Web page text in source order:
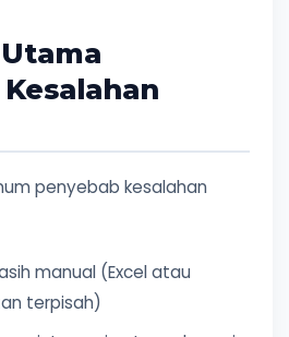
penyebab kesalahan
manual (Excel atau
terpisah)